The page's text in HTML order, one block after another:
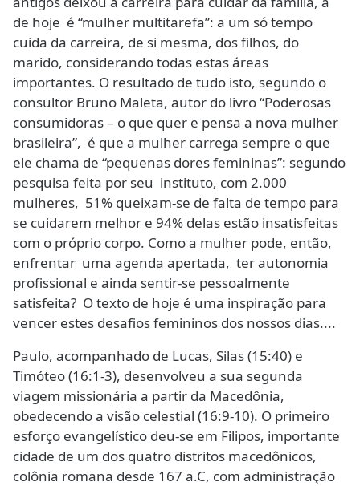
de hoje é “mulher multitarefa”: a um só tempo
cuida da carreira, de si mesma, dos filhos, do
marido, considerando todas estas áreas
importantes. O resultado de tudo isto, segundo o
consultor Bruno Maleta, autor do livro “Poderosas
consumidoras – o que quer e pensa a nova mulher
brasileira”, é que a mulher carrega sempre o que
ele chama de “pequenas dores femininas”: segundo
pesquisa feita por seu instituto, com 2.000
mulheres, 51% queixam-se de falta de tempo para
se cuidarem melhor e 94% delas estão insatisfeitas
com o próprio corpo. Como a mulher pode, então,
enfrentar uma agenda apertada, ter autonomia
profissional e ainda sentir-se pessoalmente
satisfeita? O texto de hoje é uma inspiração para
vencer estes desafios femininos dos nossos dias....
Paulo, acompanhado de Lucas, Silas (15:40) e
Timóteo (16:1-3), desenvolveu a sua segunda
viagem missionária a partir da Macedônia,
obedecendo a visão celestial (16:9-10). O primeiro
esforço evangelístico deu-se em Filipos, importante
cidade de um dos quatro distritos macedônicos,
colônia romana desde 167 a.C, com administração